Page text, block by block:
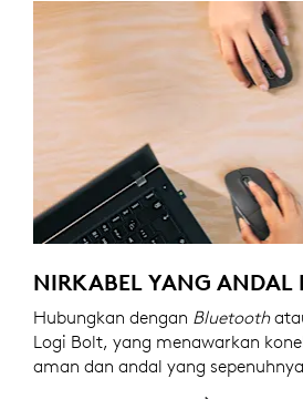
NIRKABEL YANG ANDAL
Hubungkan dengan Bluetooth
Logi Bolt, yang menawarkan
aman dan andal yang